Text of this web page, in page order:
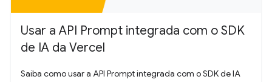
Usar a API Prompt integrada com o SDK
de IA da Vercel
Saiba como usar a API Prompt integrada com o SDK de IA